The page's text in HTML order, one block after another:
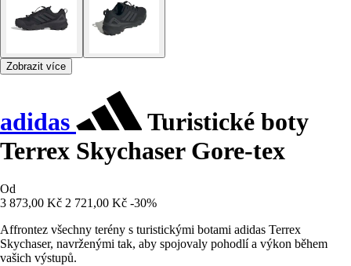
Zobrazit více
adidas
Turistické boty
Terrex Skychaser Gore-tex
Od
3 873,00 Kč 2 721,00 Kč -30%
Affrontez všechny terény s turistickými botami adidas Terrex
Skychaser, navrženými tak, aby spojovaly pohodlí a výkon během
vašich výstupů.